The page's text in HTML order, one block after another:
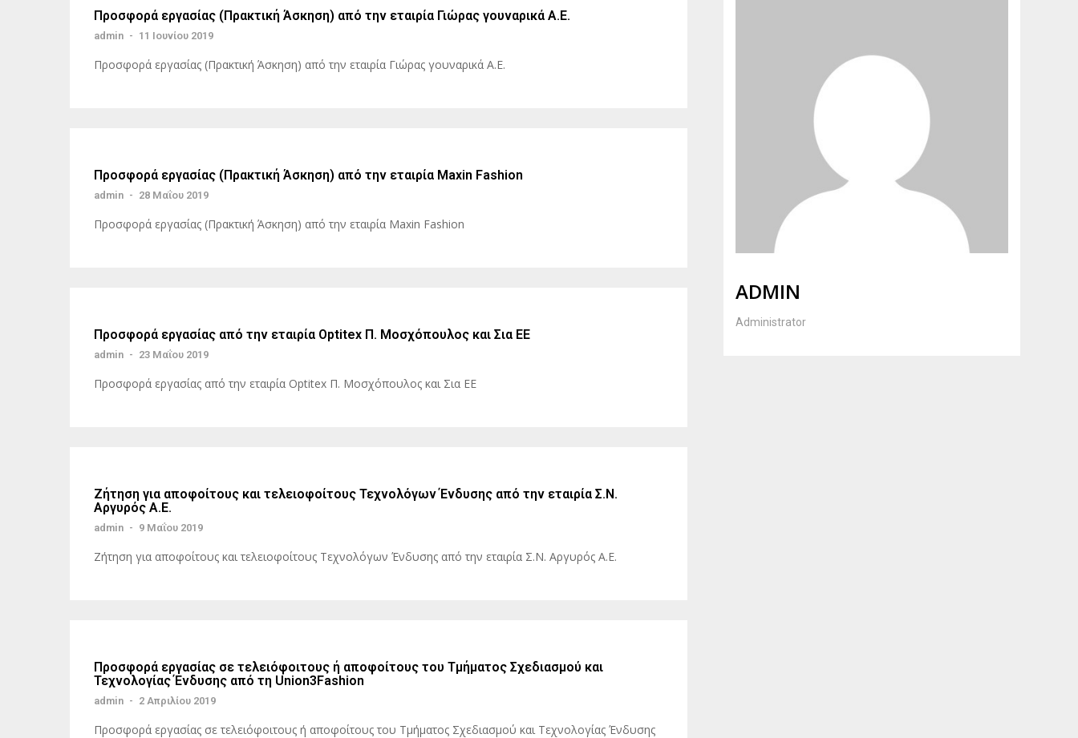
Προσφορά εργασίας (Πρακτική Άσκηση) από την εταιρία Γιώρας γουναρικά A.E.
admin - 11 Ιουνίου 2019
Προσφορά εργασίας (Πρακτική Άσκηση) από την εταιρία Γιώρας γουναρικά A.E.
Προσφορά εργασίας (Πρακτική Άσκηση) από την εταιρία Maxin Fashion
admin - 28 Μαΐου 2019
Προσφορά εργασίας (Πρακτική Άσκηση) από την εταιρία Maxin Fashion
Προσφορά εργασίας από την εταιρία Optitex Π. Μοσχόπουλος και Σια ΕΕ
admin - 23 Μαΐου 2019
Προσφορά εργασίας από την εταιρία Optitex Π. Μοσχόπουλος και Σια ΕΕ
Ζήτηση για αποφοίτους και τελειοφοίτους Τεχνολόγων Ένδυσης από την εταιρία Σ.Ν.
Αργυρός Α.Ε.
admin - 9 Μαΐου 2019
Ζήτηση για αποφοίτους και τελειοφοίτους Τεχνολόγων Ένδυσης από την εταιρία Σ.Ν. Αργυρός Α.Ε.
Προσφορά εργασίας σε τελειόφοιτους ή αποφοίτους του Τμήματος Σχεδιασμού και
Τεχνολογίας Ένδυσης από τη Union3Fashion
admin - 2 Απριλίου 2019
Προσφορά εργασίας σε τελειόφοιτους ή αποφοίτους του Τμήματος Σχεδιασμού και Τεχνολογίας Ένδυσης
ADMIN
Administrator